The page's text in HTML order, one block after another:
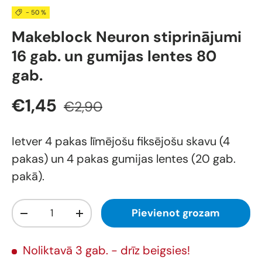
- 50 %
Makeblock Neuron stiprinājumi
16 gab. un gumijas lentes 80
gab.
€1,45 €2,90
Ietver 4 pakas līmējošu fiksējošu skavu (4
pakas) un 4 pakas gumijas lentes (20 gab.
pakā).
Daudzums
-
+ Pievienot grozam
Noliktavā 3 gab. - drīz beigsies!